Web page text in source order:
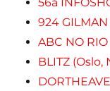
924
ABC NO
BLITZ (Oslo,